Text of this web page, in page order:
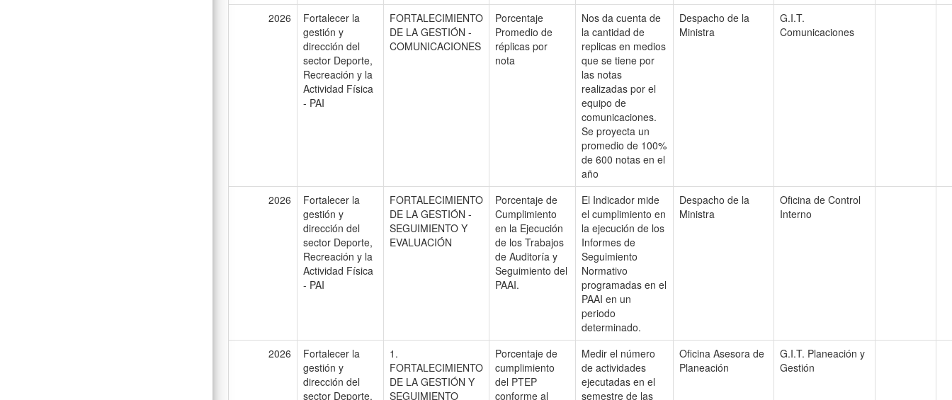
2026
Fortalecer la
gestión y
dirección del
sector Deporte,
Recreación y la
Actividad Física
- PAI
FORTALECIMIENTO
DE LA GESTIÓN -
COMUNICACIONES
Porcentaje
Promedio de
réplicas por
nota
Nos da cuenta de
la cantidad de
replicas en medios
que se tiene por
las notas
realizadas por el
equipo de
comunicaciones.
Se proyecta un
promedio de 100%
de 600 notas en el
año
Despacho de la
Ministra
G.I.T.
Comunicaciones
2026
Fortalecer la
gestión y
dirección del
sector Deporte,
Recreación y la
Actividad Física
- PAI
FORTALECIMIENTO
DE LA GESTIÓN -
SEGUIMIENTO Y
EVALUACIÓN
Porcentaje de
Cumplimiento
en la Ejecución
de los Trabajos
de Auditoría y
Seguimiento del
PAAI.
El Indicador mide
el cumplimiento en
la ejecución de los
Informes de
Seguimiento
Normativo
programadas en el
PAAI en un
periodo
determinado.
Despacho de la
Ministra
Oficina de Control
Interno
2026
Fortalecer la
gestión y
dirección del
sector Deporte,
1.
FORTALECIMIENTO
DE LA GESTIÓN Y
SEGUIMIENTO
Porcentaje de
cumplimiento
del PTEP
conforme al
Medir el número
de actividades
ejecutadas en el
semestre de las
Oficina Asesora de
Planeación
G.I.T. Planeación y
Gestión